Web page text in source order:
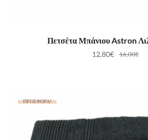
ΠΡΟΣΘΉΚΗ ΣΤΟ
Πετσέτα Μπάνιου Astron
16,00€
12,80€
ΠΡΟΣΦΟΡΆ!